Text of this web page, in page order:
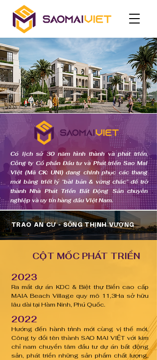
Có lịch sử 30 năm hình thành và phát triển,
Công ty Cổ phần Đầu tư và Phát triển Sao Mai
Việt (Mã CK: UNI) đang chinh phục các thang
mới bằng triết lý “bài bản & vững chắc” để trở
thành Nhà Phát Triển Bất Động Sản chuyên
nghiệp và uy tín hàng đầu Việt Nam.
TRAO AN CƯ - SỐNG THỊNH VƯỢNG
CỘT MỐC PHÁT TRIỂN
2023
Ra mắt dự án KDC & Biệt thự Biển cao cấp
MAIA Beach Village quy mô 11,3Ha sở hữu
lâu dài tại Hàm Ninh, Phú Quốc.
2022
Hướng đến hành trình mới cùng vị thế mới,
Công ty đổi tên thành SAO MAI VIỆT với kim
chỉ nam chuyển tâm đầu tư dự án bất động
sản, phát triển những sản phẩm chất lượng,